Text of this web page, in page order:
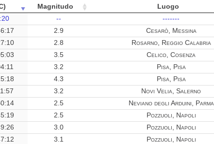
Magnitudo Luogo
-- -------
2.9 Cesarò, Messina
2.8 Rosarno, Reggio Calabria
3.5 Celico, Cosenza
3.2 Pisa, Pisa
4.3 Pisa, Pisa
3.2 Novi Velia, Salerno
2.5 Neviano degli Arduini, Parma
2.5 Pozzuoli, Napoli
3.0 Pozzuoli, Napoli
3.1 Pozzuoli, Napoli